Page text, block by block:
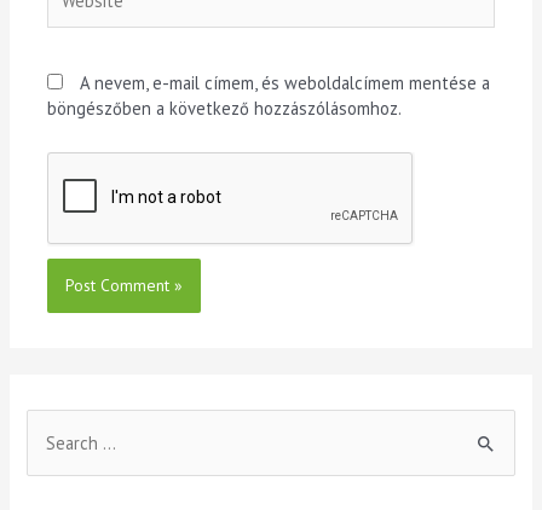
A nevem, e-mail címem, és weboldalcímem mentése a
böngészőben a következő hozzászólásomhoz.